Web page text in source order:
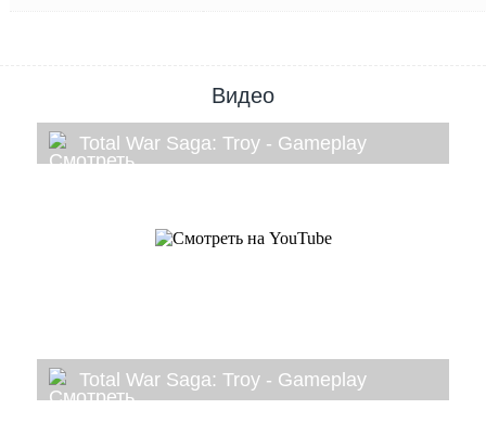
Видео
Total War Saga: Troy - Gameplay
Total War Saga: Troy - Gameplay